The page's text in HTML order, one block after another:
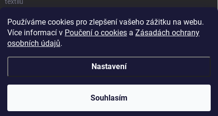
Používáme cookies pro zlepšení vašeho zážitku na webu.
Více informací v Poučení o cookies a Zásadách ochrany
osobních údajů.
Nastavení
Souhlasím
Mamazone |
Copyright 2026Winkiki. Všechna práva vyhrazena.Upravit nastavení
cookies